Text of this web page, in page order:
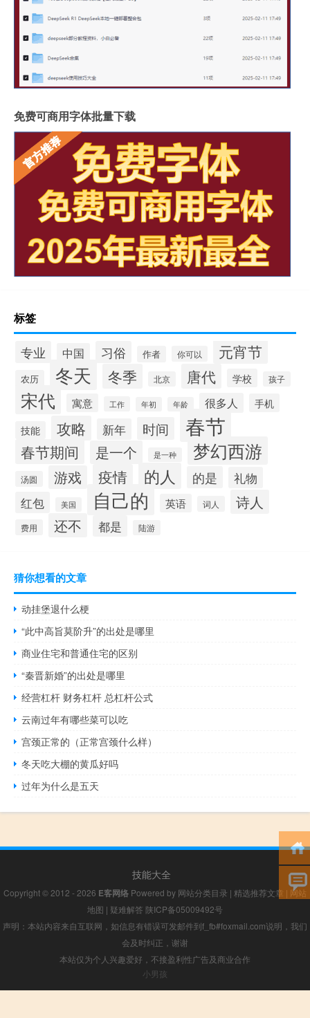
免费可商用字体批量下载
标签
专业 中国 习俗 作者 你可以 元宵节
农历 冬天 冬季 北京 唐代 学校 孩子
宋代 寓意 工作 年初 年龄 很多人 手机
技能 攻略 新年 时间 春节
春节期间 是一个 是一种 梦幻西游
汤圆 游戏 疫情 的人 的是
礼物
红包
美国 自己的 英语 词人 诗人
费用 还不 都是 陆游
猜你想看的文章
动挂堡退什么梗
“此中高旨莫阶升”的出处是哪里
商业住宅和普通住宅的区别
“秦晋新婚”的出处是哪里
经营杠杆 财务杠杆 总杠杆公式
云南过年有哪些菜可以吃
宫颈正常的（正常宫颈什么样）
冬天吃大棚的黄瓜好吗
过年为什么是五天
技能大全
Copyright © 2012 - 2026 E客网络 Powered by 网站分类目录 | 精选推荐文章 | 网站
地图 | 疑难解答 陕ICP备05009492号
声明：本站内容来自互联网，如信息有错误可发邮件到f_fb#foxmail.com说明，我们
会及时纠正，谢谢
本站仅为个人兴趣爱好，不接盈利性广告及商业合作
小男孩